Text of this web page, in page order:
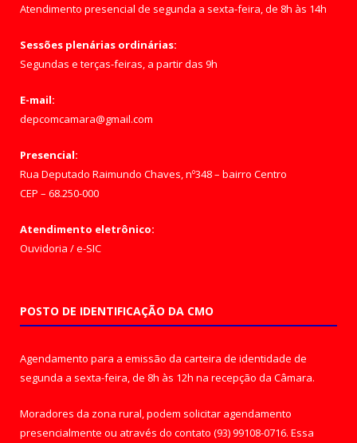
Atendimento presencial de segunda a sexta-feira, de 8h às 14h
Sessões plenárias ordinárias:
Segundas e terças-feiras, a partir das 9h
E-mail:
depcomcamara@gmail.com
Presencial:
Rua Deputado Raimundo Chaves, nº348 – bairro Centro
CEP – 68.250-000
Atendimento eletrônico:
Ouvidoria /e-SIC
POSTO DE IDENTIFICAÇÃO DA CMO
Agendamento para a emissão da carteira de identidade de
segunda a sexta-feira, de 8h às 12h na recepção da Câmara.
Moradores da zona rural, podem solicitar agendamento
presencialmente ou através do contato (93) 99108-0716. Essa